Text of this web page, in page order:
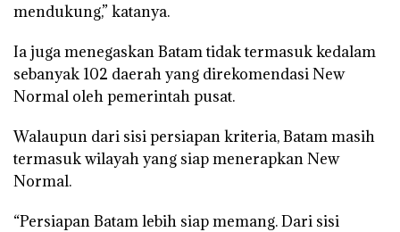
mendukung,” katanya.
Ia juga menegaskan Batam tidak termasuk kedalam
sebanyak 102 daerah yang direkomendasi New
Normal oleh pemerintah pusat.
Walaupun dari sisi persiapan kriteria, Batam masih
termasuk wilayah yang siap menerapkan New
Normal.
“Persiapan Batam lebih siap memang. Dari sisi